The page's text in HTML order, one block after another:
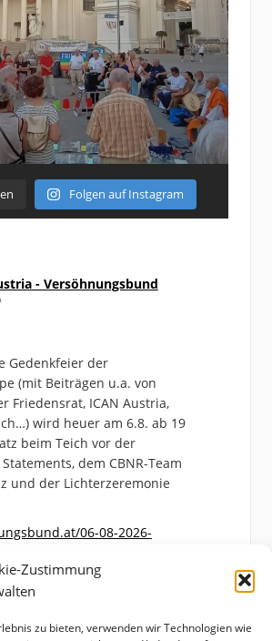
Zustimmung
zu bieten, verwenden wir Technologien wie
Folgen auf Instagram
- Versöhnungsbund
Gedenkfeier der
(mit Beiträgen u.a. von
Friedensrat, ICAN Austria,
wird heuer am 6.8. ab 19
beim Teich vor der
dem CBNR-Team
und der Lichterzeremonie
06-08-2026-